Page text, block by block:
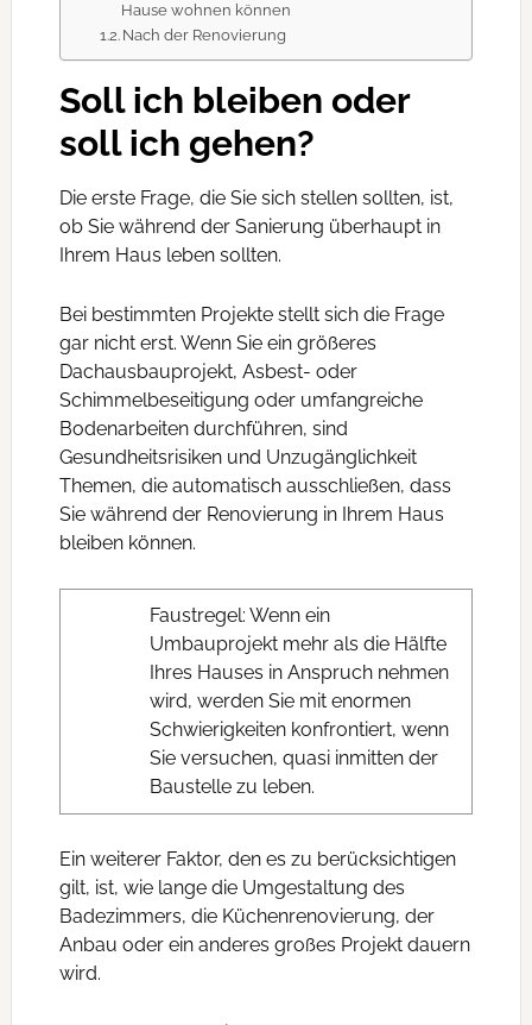
Hause wohnen können
Nach der Renovierung
Soll ich bleiben oder
soll ich gehen?
Die erste Frage, die Sie sich stellen sollten, ist,
ob Sie während der Sanierung überhaupt in
Ihrem Haus leben sollten.
Bei bestimmten Projekte stellt sich die Frage
gar nicht erst. Wenn Sie ein größeres
Dachausbauprojekt, Asbest- oder
Schimmelbeseitigung oder umfangreiche
Bodenarbeiten durchführen, sind
Gesundheitsrisiken und Unzugänglichkeit
Themen, die automatisch ausschließen, dass
Sie während der Renovierung in Ihrem Haus
bleiben können.
Faustregel: Wenn ein
Umbauprojekt mehr als die Hälfte
Ihres Hauses in Anspruch nehmen
wird, werden Sie mit enormen
Schwierigkeiten konfrontiert, wenn
Sie versuchen, quasi inmitten der
Baustelle zu leben.
Ein weiterer Faktor, den es zu berücksichtigen
gilt, ist, wie lange die Umgestaltung des
Badezimmers, die Küchenrenovierung, der
Anbau oder ein anderes großes Projekt dauern
wird.